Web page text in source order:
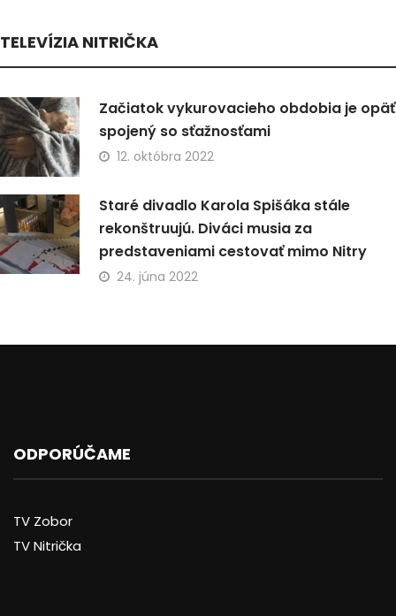
TELEVÍZIA NITRIČKA
Začiatok vykurovacieho obdobia je opäť
spojený so sťažnosťami
12. októbra 2022
Staré divadlo Karola Spišáka stále
rekonštruujú. Diváci musia za
predstaveniami cestovať mimo Nitry
24. júna 2022
ODPORÚČAME
TV Zobor
TV Nitrička